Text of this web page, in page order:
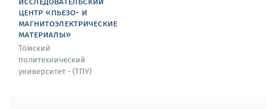
центр «пьезо- и
магнитоэлектрические
материалы»
Томский
политехнический
университет - (ТПУ)